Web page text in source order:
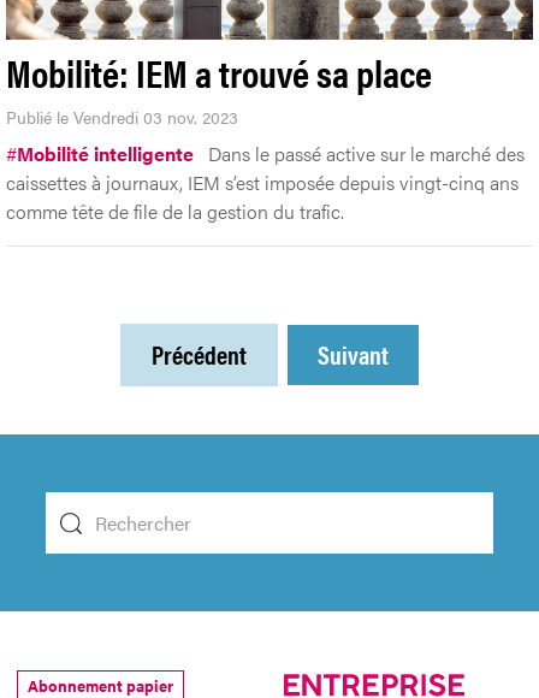
Mobilité: IEM a trouvé sa place
Publié le Vendredi 03 nov. 2023
#Mobilité intelligente Dans le passé active sur le marché des
caissettes à journaux, IEM s’est imposée depuis vingt-cinq ans
comme tête de file de la gestion du trafic.
Précédent Suivant
Abonnement papier